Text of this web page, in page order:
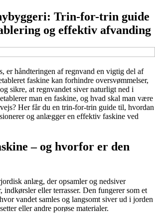
Trin-for-trin guide
og effektiv afvanding
er håndteringen af regnvand en vigtig del af
faskine kan forhindre oversvømmelser,
sikre, at regnvandet siver naturligt ned i
man en faskine, og hvad skal man være
Her får du en trin-for-trin guide til, hvordan
og anlægger en effektiv faskine ved
– og hvorfor er den
anlæg, der opsamler og nedsiver
indkørsler eller terrasser. Den fungerer som et
vandet samles og langsomt siver ud i jorden
eller andre porøse materialer.